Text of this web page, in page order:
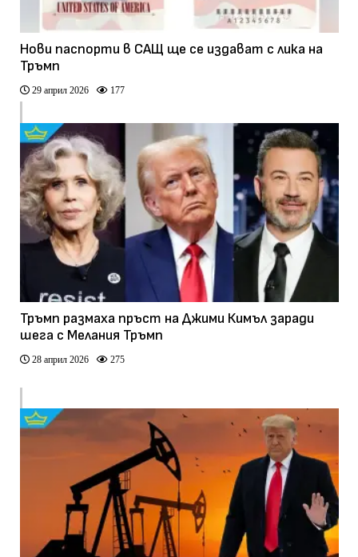
Нови паспорти в САЩ ще се издават с лика на
Тръмп
29 април 2026 177
Тръмп размаха пръст на Джими Кимъл заради
шега с Мелания Тръмп
28 април 2026 275